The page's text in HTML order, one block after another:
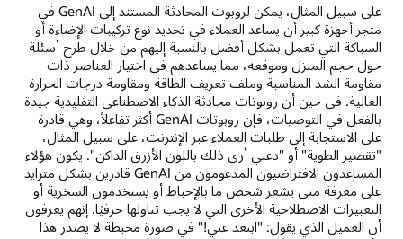
على سبيل المثال، يمكن لروبوت المحادثة المستند إلى GenAI في
متجر أجهزة كبير أن يساعد العملاء في تحديد نوع تركيبات الإضاءة أو
السباكة التي تعمل بشكل أفضل بالنسبة إليهم من خلال طرح أسئلة
حول حجم المنزل وموقعه، مما يساعدهم في اختيار العناصر ذات
مقاومة الشد المناسبة وملف تعريف الطاقة ومقاومة درجات الحرارة
العالية. في حين أن روبوتات محادثة الذكاء الاصطناعي التقليدية جيدة
بالفعل في التوصيات، فإن روبوتات GenAI أكثر تفاعلاً، وهي قادرة
على الاستجابة إلى طلبات العملاء عبر الإنترنت، على سبيل المثال،
"تقصير الطوية" أو "دعني أرى ذلك باللون الأزرق الداكن". يكون هؤلاء
المساعدون الافتراضيون المدعومون من GenAI قادرين بشكل متزايد
على معرفة متى يشعر شخص ما بالإحباط أو يستخدمون السخرية أو
التعبيرات الاصطلاحية الأخرى التي لا يجب تناولها حرفيًا. إنهم يعرفون
أن العميل الذي يقول: "ابتعد عني!" في صورة محبطة لا يصدر هذا